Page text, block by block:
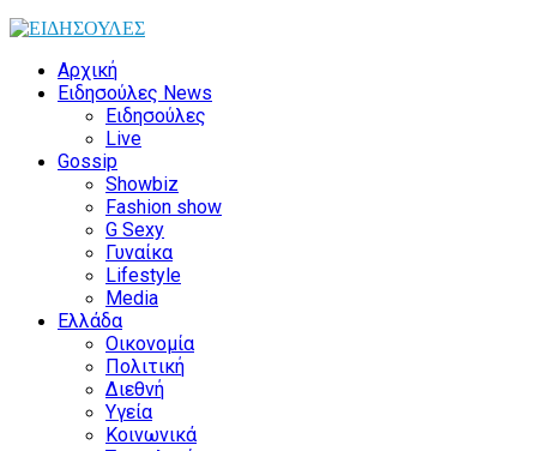
Αρχική
Ειδησούλες News
Ειδησούλες
Live
Gossip
Showbiz
Fashion show
G Sexy
Γυναίκα
Lifestyle
Media
Ελλάδα
Οικονομία
Πολιτική
Διεθνή
Υγεία
Κοινωνικά